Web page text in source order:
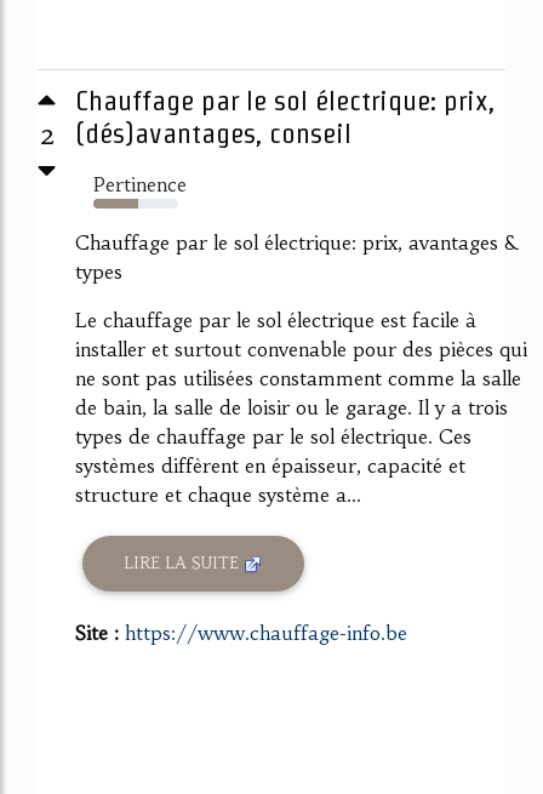
2
Chauffage par le sol électrique: prix,
(dés)avantages, conseil
Pertinence
53%
Chauffage par le sol électrique: prix, avantages &
types
Le chauffage par le sol électrique est facile à
installer et surtout convenable pour des pièces qui
ne sont pas utilisées constamment comme la salle
de bain, la salle de loisir ou le garage. Il y a trois
types de chauffage par le sol électrique. Ces
systèmes diffèrent en épaisseur, capacité et
structure et chaque système a...
LIRE LA SUITE
Site : https://www.chauffage-info.be